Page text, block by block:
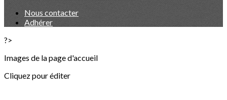
Nous contacter
Adhérer
?>
Images de la page d'accueil
Cliquez pour éditer